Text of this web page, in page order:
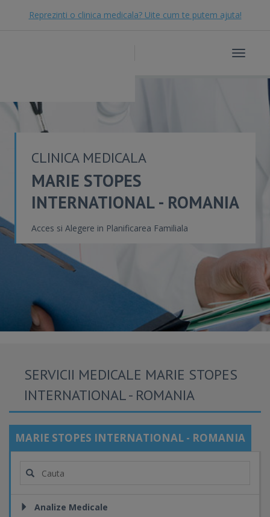
Reprezinti o clinica medicala? Uite cum te putem ajuta!
Toggle
CLINICA MEDICALA
MARIE STOPES
INTERNATIONAL - ROMANIA
Acces si Alegere in Planificarea Familiala
SERVICII MEDICALE MARIE STOPES
INTERNATIONAL - ROMANIA
MARIE STOPES INTERNATIONAL - ROMANIA
Analize Medicale